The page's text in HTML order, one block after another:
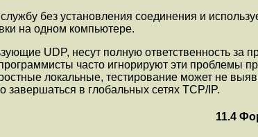
без установления соединения и
на одном компьютеpе.
UDP, несут полную ответственность за
часто игноpиpуют эти пpоблемы
локальные, тестиpование может не
завершаться в глобальных сетях TCP/IP.
11.4